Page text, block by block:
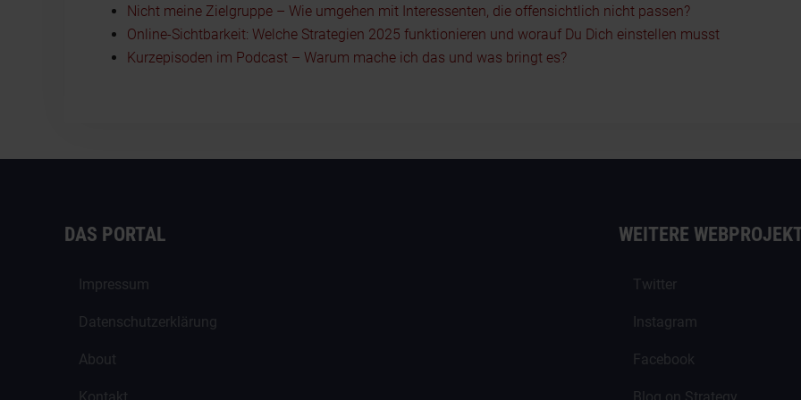
Nicht meine Zielgruppe – Wie umgehen mit Interessenten, die offensichtlich nicht passen?
Online-Sichtbarkeit: Welche Strategien 2025 funktionieren und worauf Du Dich einstellen musst
Kurzepisoden im Podcast – Warum mache ich das und was bringt es?
DAS PORTAL
Impressum
Datenschutzerklärung
About
WEITERE
Twitter
Instagram
Facebook